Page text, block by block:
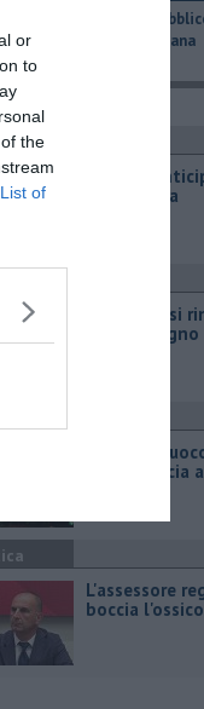
or
to
the
List of
​Il trasporto
gomma in Toscana
articoli
Il caldo
vendemmia
Cinghiale si
con un
Notte di
bosco brucia
L'assessore
boccia